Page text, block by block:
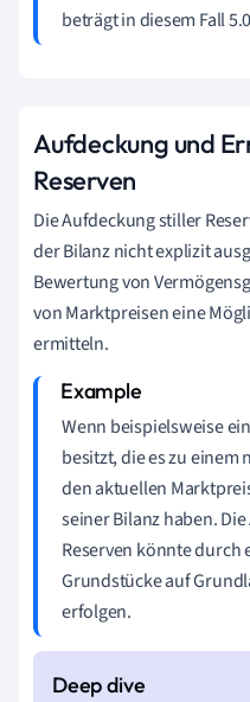
beträgt in diesem Fall
Aufdeckung und
Reserven
Die Aufdeckung stiller
der Bilanz nicht explizit
Bewertung von
von Marktpreisen eine
ermitteln.
Wenn beispielsweise
besitzt, die es zu einem
den aktuellen
seiner Bilanz haben.
Reserven könnte
Grundstücke auf
erfolgen.